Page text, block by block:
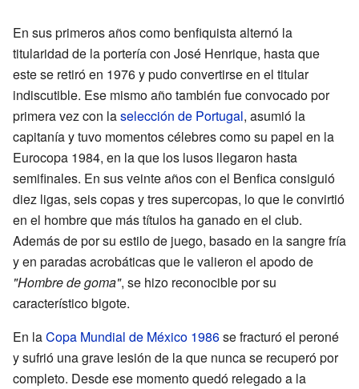
En sus primeros años como benfiquista alternó la
titularidad de la portería con José Henrique, hasta que
este se retiró en 1976 y pudo convertirse en el titular
indiscutible. Ese mismo año también fue convocado por
primera vez con laselección de Portugal, asumió la
capitanía y tuvo momentos célebres como su papel en la
Eurocopa 1984, en la que los lusos llegaron hasta
semifinales. En sus veinte años con el Benfica consiguió
diez ligas, seis copas y tres supercopas, lo que le convirtió
en el hombre que más títulos ha ganado en el club.
Además de por su estilo de juego, basado en la sangre fría
y en paradas acrobáticas que le valieron el apodo de
"Hombre de goma", se hizo reconocible por su
característico bigote.
En laCopa Mundial de México 1986se fracturó el peroné
y sufrió una grave lesión de la que nunca se recuperó por
completo. Desde ese momento quedó relegado a la